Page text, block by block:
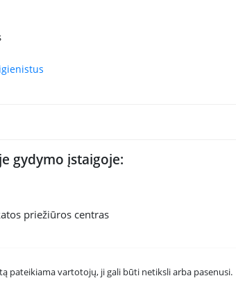
gydymo įstaigoje:
priežiūros centras
pateikiama vartotojų, ji gali būti netiksli arba pasenusi.